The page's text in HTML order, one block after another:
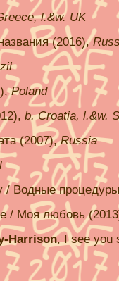
l.&w. UK
(2016),
Poland
b. Croatia, l.&w.
(2007),Russia
/ Водные
/ Моя любовь
Harrison, I see you